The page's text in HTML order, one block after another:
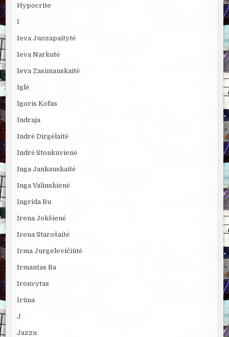
Hypocrite
I
Ieva Juozapaitytė
Ieva Narkutė
Ieva Zasimauskaitė
Iglė
Igoris Kofas
Indraja
Indrė Dirgėlaitė
Indrė Stonkuvienė
Inga Jankauskaitė
Inga Valinskienė
Ingrida Ru
Irena Jokšienė
Irena Starošaitė
Irma Jurgelevičiūtė
Irmantas Ba
Ironvytas
Irūna
J
Jazzu